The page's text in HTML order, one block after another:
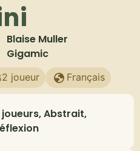
Blaise Muller
Gigamic
2 joueur Français
joueurs, Abstrait,